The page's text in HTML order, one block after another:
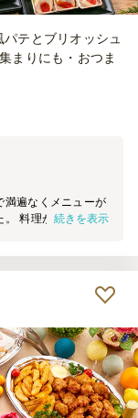
パテとブリオッシュ
まりにも・おつま
満遍なくメニューが
。 料理が小分けに
ておき各自取ってい
には結局紙皿が必要
続きを表示